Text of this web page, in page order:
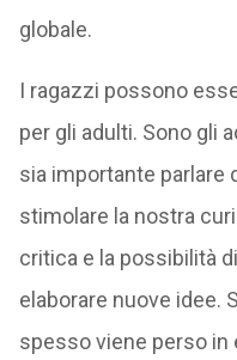
globale.
I ragazzi possono
per gli adulti. Sono gli
sia importante parlare
stimolare la nostra
critica e la possibilità
elaborare nuove idee.
spesso viene perso in